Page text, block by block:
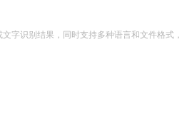
字识别结果，同时支持多种语言和文件格式